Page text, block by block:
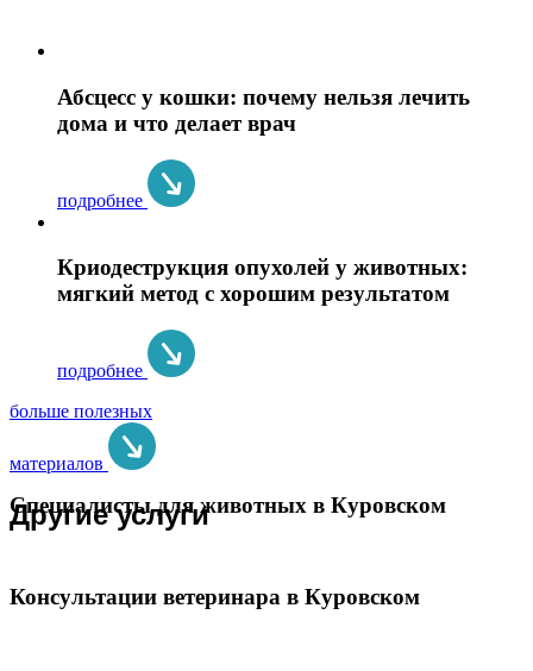
Абсцесс у кошки: почему нельзя лечить
дома и что делает врач
подробнее
Криодеструкция опухолей у животных:
мягкий метод с хорошим результатом
подробнее
больше полезных
материалов
Другие услуги
Специалисты для животных в Куровском
Консультации ветеринара в Куровском